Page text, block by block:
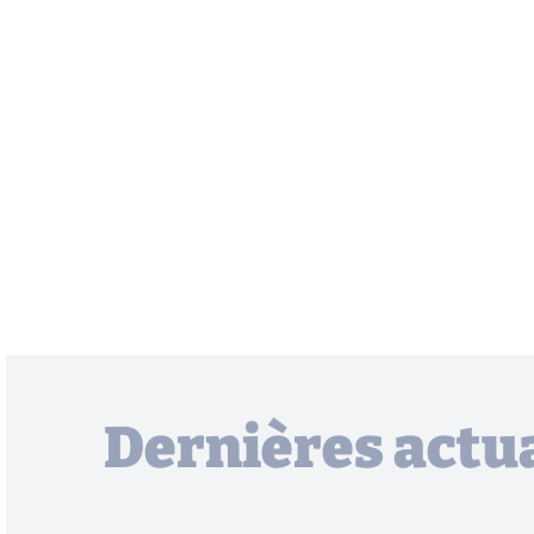
Dernières